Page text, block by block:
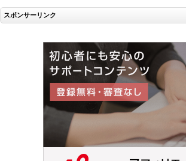
スポンサーリンク